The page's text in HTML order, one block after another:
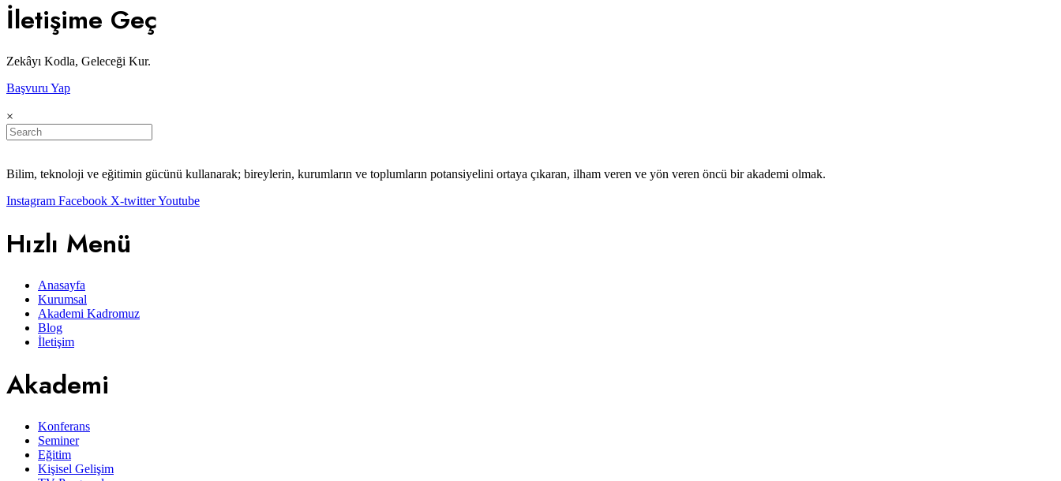
İletişime Geç
Zekâyı Kodla, Geleceği Kur.
Başvuru Yap
×
Bilim, teknoloji ve eğitimin gücünü kullanarak; bireylerin, kurumların ve toplumların potansiyelini ortaya çıkaran, ilham veren ve yön veren öncü bir akademi olmak.
Instagram Facebook X-twitterYoutube
Hızlı Menü
Anasayfa
Kurumsal
Akademi Kadromuz
Blog
İletişim
Akademi
Konferans
Seminer
Eğitim
Kişisel Gelişim